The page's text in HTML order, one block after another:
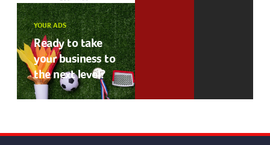
YOUR ADS
Ready to take
your business to
the next level?